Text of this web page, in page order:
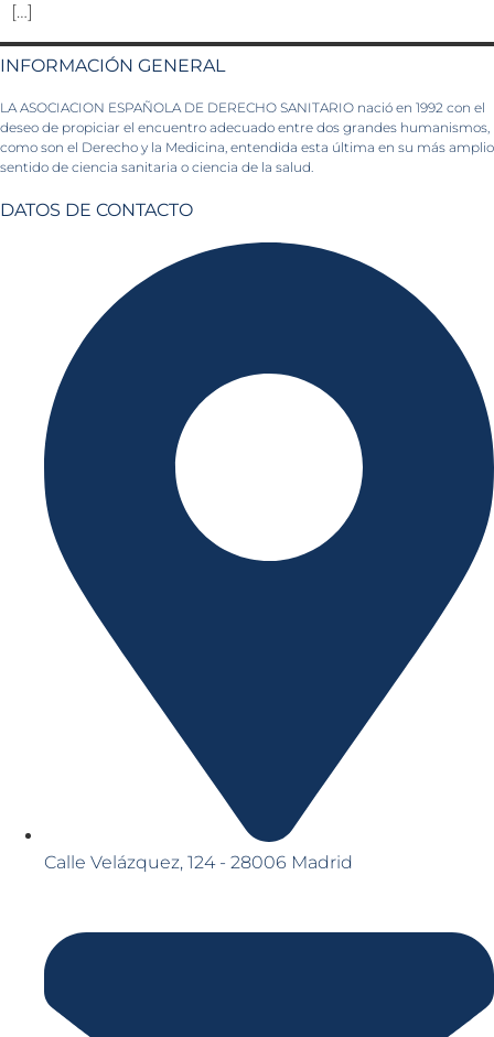
[…]
INFORMACIÓN GENERAL
LA ASOCIACION ESPAÑOLA DE DERECHO SANITARIO nació en 1992 con el
deseo de propiciar el encuentro adecuado entre dos grandes humanismos,
como son el Derecho y la Medicina, entendida esta última en su más amplio
sentido de ciencia sanitaria o ciencia de la salud.
DATOS DE CONTACTO
Calle Velázquez, 124 - 28006 Madrid